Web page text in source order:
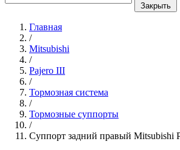
Закрыть
Главная
/
Mitsubishi
/
Pajero III
/
Тормозная система
/
Тормозные суппорты
/
Суппорт задний правый Mitsubishi